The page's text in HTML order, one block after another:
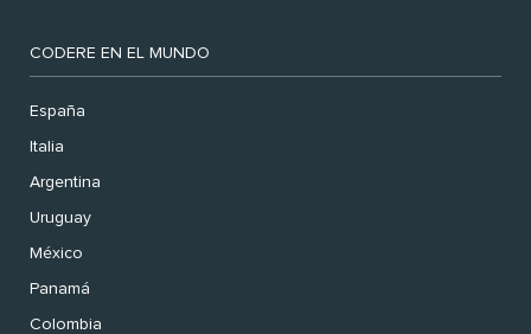
CODERE EN EL MUNDO
España
Italia
Argentina
Uruguay
México
Panamá
Colombia